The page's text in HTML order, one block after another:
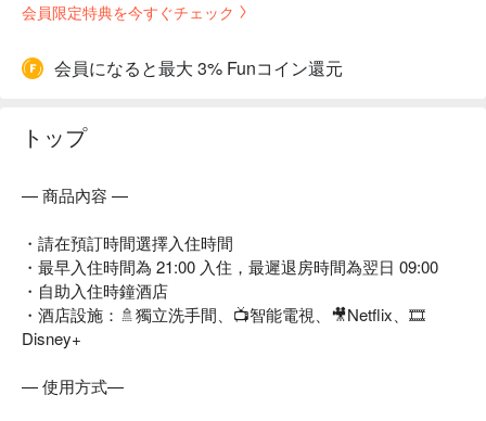
会員限定特典を今すぐチェック
会員になると最大 3% Funコイン還元
トップ
— 商品內容 —
・請在預訂時間選擇入住時間
・最早入住時間為 21:00 入住，最遲退房時間為翌日 09:00
・自助入住時鐘酒店
・酒店設施：🚿獨立洗手間、📺智能電視、🎥Netflix、🎞
Disney+
— 使用方式—